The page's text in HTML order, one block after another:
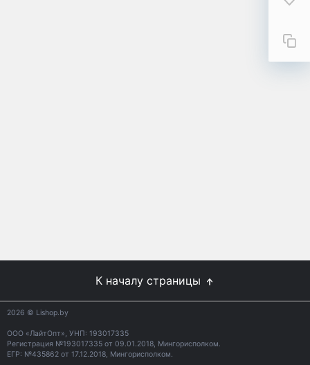
К началу страницы
2026 © Lishop.by
ООО «ЛайтОпт», УНП: 193017335
Регистрация №193017335 от 09.01.2018, Мингорисполком.
ЕГР: №435862 от 17.12.2018, Мингорисполком.